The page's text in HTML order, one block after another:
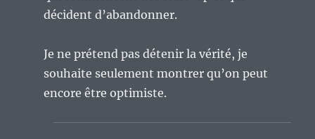
décident d’abandonner.
Je ne prétend pas détenir la vérité, je
souhaite seulement montrer qu’on peut
encore être optimiste.